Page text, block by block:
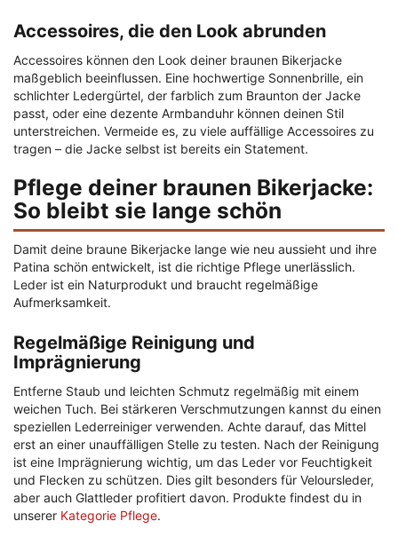
Accessoires, die den Look abrunden
Accessoires können den Look deiner braunen Bikerjacke
maßgeblich beeinflussen. Eine hochwertige Sonnenbrille, ein
schlichter Ledergürtel, der farblich zum Braunton der Jacke
passt, oder eine dezente Armbanduhr können deinen Stil
unterstreichen. Vermeide es, zu viele auffällige Accessoires zu
tragen – die Jacke selbst ist bereits ein Statement.
Pflege deiner braunen Bikerjacke:
So bleibt sie lange schön
Damit deine braune Bikerjacke lange wie neu aussieht und ihre
Patina schön entwickelt, ist die richtige Pflege unerlässlich.
Leder ist ein Naturprodukt und braucht regelmäßige
Aufmerksamkeit.
Regelmäßige Reinigung und
Imprägnierung
Entferne Staub und leichten Schmutz regelmäßig mit einem
weichen Tuch. Bei stärkeren Verschmutzungen kannst du einen
speziellen Lederreiniger verwenden. Achte darauf, das Mittel
erst an einer unauffälligen Stelle zu testen. Nach der Reinigung
ist eine Imprägnierung wichtig, um das Leder vor Feuchtigkeit
und Flecken zu schützen. Dies gilt besonders für Veloursleder,
aber auch Glattleder profitiert davon. Produkte findest du in
unserer Kategorie Pflege.